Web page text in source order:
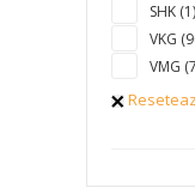
SHK (1)
VKG
VMG